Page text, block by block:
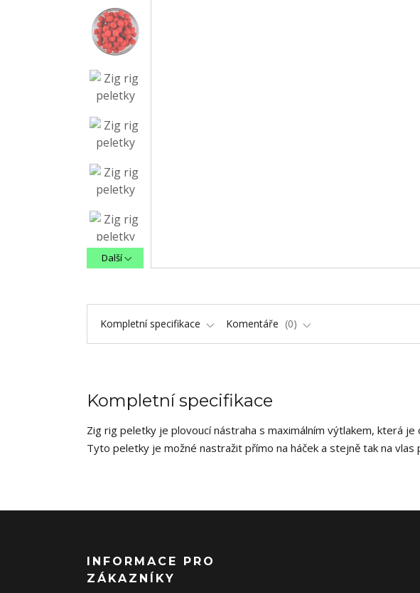
Další
Kompletní specifikace Komentáře 0
Kompletní specifikace
Zig rig peletky je plovoucí nástraha s maximálním výtlakem, která
Tyto peletky je možné nastražit přímo na háček a stejně tak na vlas
INFORMACE PRO
ZÁKAZNÍKY